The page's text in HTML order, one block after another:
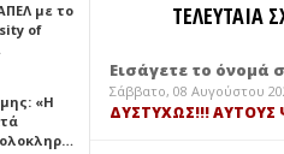
με το
of
«Η
ΤΕΛΕΥΤΑΙΑ
Εισάγετε το όνομά
Σάββατο, 08 Αυγούστου
ΔΥΣΤΥΧΩΣ!!! ΑΥΤΟΥΣ